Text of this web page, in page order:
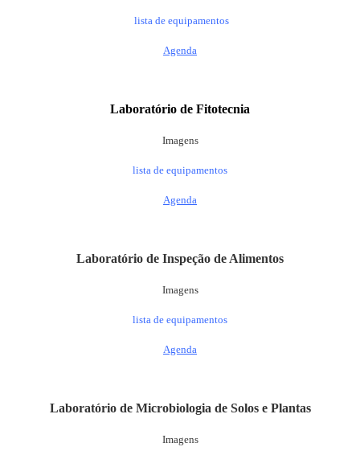
lista de equipamentos
Agenda
Laboratório de Fitotecnia
Imagens
lista de equipamentos
Agenda
Laboratório de Inspeção de Alimentos
Imagens
lista de equipamentos
Agenda
Laboratório de Microbiologia de Solos e Plantas
Imagens